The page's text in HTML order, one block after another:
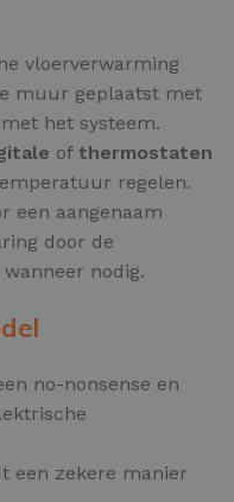
vloerverwarming
muur geplaatst met
het systeem.
of thermostaten
regelen.
een aangenaam
door de
nodig.
no-nonsense en
een zekere manier